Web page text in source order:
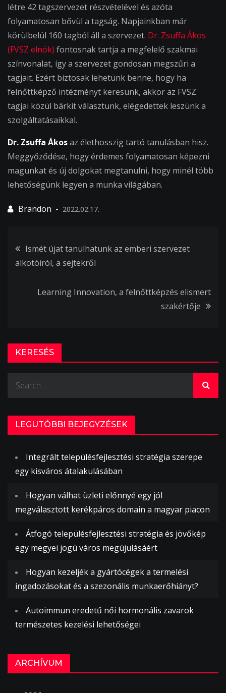
létre 42 tagszervezet részvételével és azóta
folyamatosan bővül a tagság. Napjainkban már
körülbelül 160 tagból áll a szervezet. Dr. Zsuffa Ákos
(FVSZ elnök) fontosnak tartja a megfelelő szakmai
színvonalat, így a szervezet gondosan megszűri a
tagjait. Ezért biztosak lehetünk benne, hogy ha
felnőttképző intézményt keresünk, akkor az FVSZ
tagjai közül bárkit választunk, elégedettek leszünk a
szolgáltatásaikkal.
Dr. Zsuffa Ákosaz élethosszig tartó tanulásban hisz.
Meggyőződése, hogy érdemes folyamatosan képezni
magunkat és új dolgokat megtanulni, hogy minél több
lehetőségünk legyen a munka világában.
2022.02.17.
Bejegyzés
Ismét újat tanulhatunk az emberi szervezet
alkotóiról, a sejtekről
Learning Innovation, a felnőttképzés elismert
szakértője
KERESÉS
LEGUTÓBBI BEJEGYZÉSEK
Integrált településfejlesztési stratégia szerepe
egy kisváros átalakulásában
Hogyan válhat üzleti előnnyé egy jól
megválasztott kerékpáros domain a magyar piacon
Átfogó településfejlesztési stratégia és jövőkép
egy megyei jogú város megújulásáért
Hogyan kezeljék a gyártócégek a termelési
ingadozásokat és a szezonális munkaerőhiányt?
Autoimmun eredetű női hormonális zavarok
természetes kezelési lehetőségei
ARCHÍVUM